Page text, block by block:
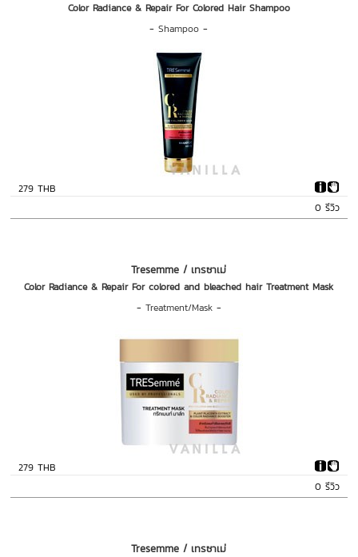
Color Radiance & Repair For Colored Hair Shampoo
-Shampoo -
279 THB
0 รีวิว
Tresemme / เทรซาเม่
Color Radiance & Repair For colored and bleached hair Treatment Mask
- Treatment/Mask-
279 THB
0 รีวิว
Tresemme / เทรซาเม่